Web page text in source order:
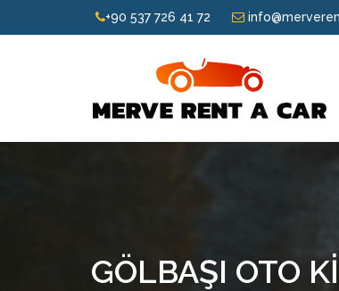
+90 537 726 41 72
GÖLBAŞI OTO